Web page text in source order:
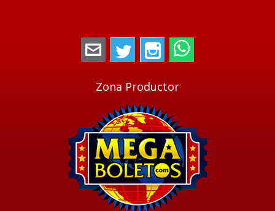
megaboletos@gmail.com
TwitterInstagram
Zona Productor